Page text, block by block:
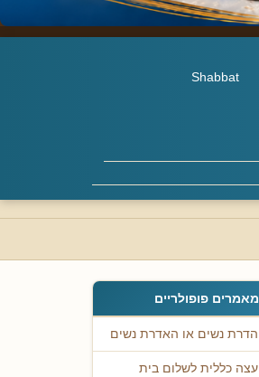
Shabbat
מאמרים פופולריים
הדרת נשים או האדרת נשים
עצה כללית לשלום בית